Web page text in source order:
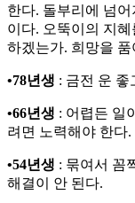
한다. 돌부리에 넘
이다. 오뚝이의 지
하겠는가. 희망을 품
•78년생 : 금전 운 좋
•66년생 : 어렵든 일
려면 노력해야 한다.
•54년생 : 묶여서 꼼
해결이 안 된다.